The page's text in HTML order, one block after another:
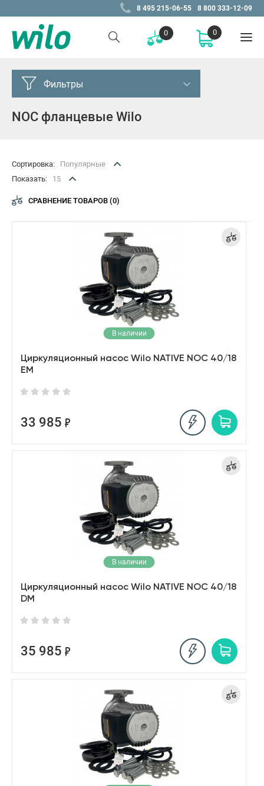
8 495 215-06-55 8 800 333-12-09
0 0
Фильтры
Серия
Цена, Р
от – до
Конструкция/система
Циркуляционный насос системы от
17 товаров
NOC фланцевые Wilo
Сортировка:
Популярные
Показать:
15
СРАВНЕНИЕ ТОВАРОВ (0)
В наличии
Циркуляционный насос Wilo NATIVE NOC 40/18
EM
33 985
В наличии
Циркуляционный насос Wilo NATIVE NOC 40/18
DM
35 985